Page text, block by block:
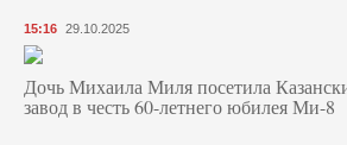
15:16 29.10.2025
Дочь Михаила Миля посетила
завод в честь 60-летнего юбилея Ми-8